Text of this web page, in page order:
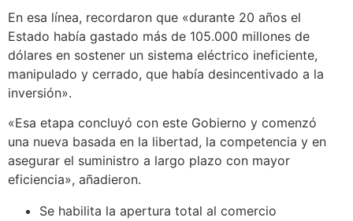
En esa línea, recordaron que «durante 20 años el
Estado había gastado más de 105.000 millones de
dólares en sostener un sistema eléctrico ineficiente,
manipulado y cerrado, que había desincentivado a la
inversión».
«Esa etapa concluyó con este Gobierno y comenzó
una nueva basada en la libertad, la competencia y en
asegurar el suministro a largo plazo con mayor
eficiencia», añadieron.
Se habilita la apertura total al comercio